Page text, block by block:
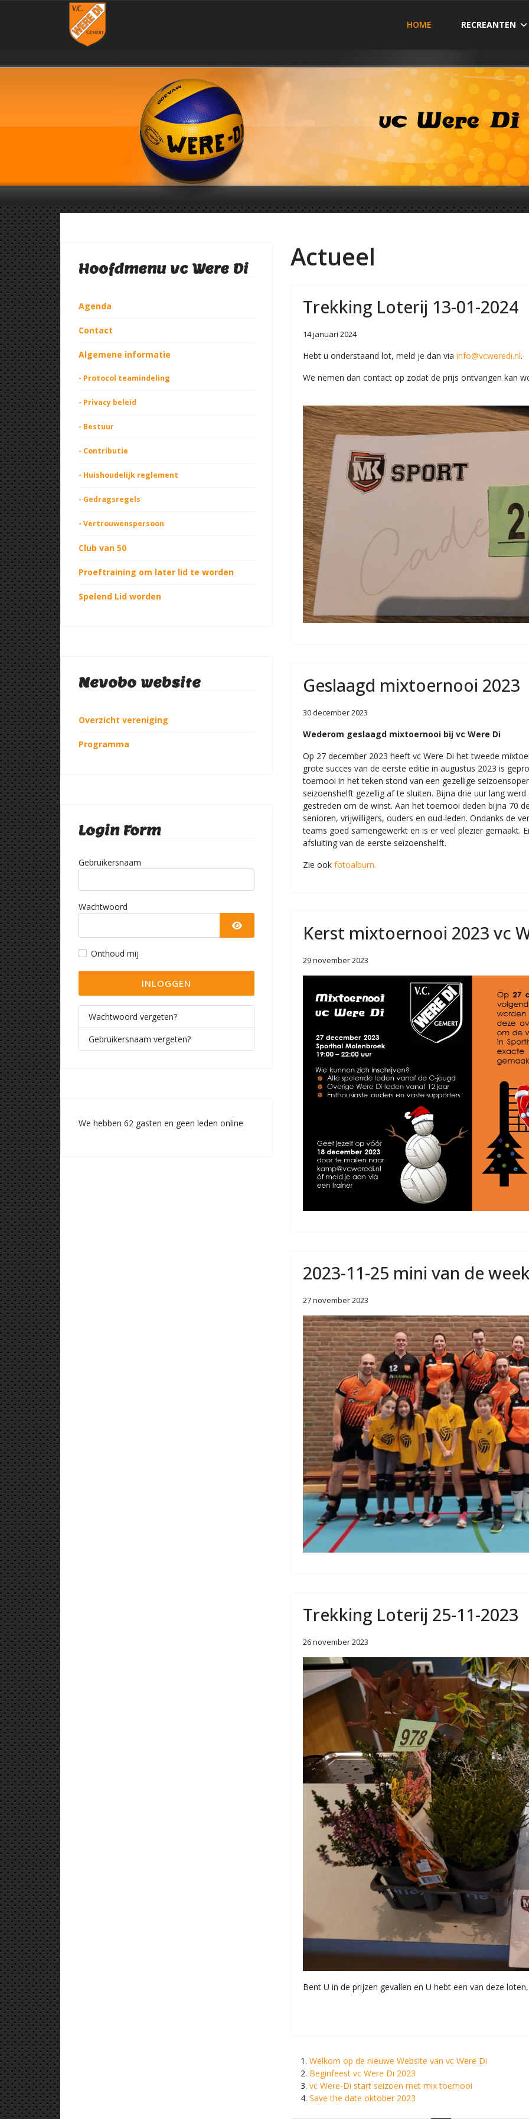
HOME RECREANTEN
Hoofdmenu vc Were Di
Agenda
Contact
Algemene informatie
- Protocol teamindeling
- Privacy beleid
- Bestuur
- Contributie
- Huishoudelijk reglement
- Gedragsregels
- Vertrouwenspersoon
Club van 50
Proeftraining om later lid te worden
Spelend Lid worden
Nevobo website
Overzicht vereniging
Programma
Login Form
Gebruikersnaam
Wachtwoord
TOON WACHTWOORD
Onthoud mij
INLOGGEN
Wachtwoord vergeten?
Gebruikersnaam vergeten?
We hebben 62 gasten en geen leden online
Actueel
Trekking Loterij 13-01-2024
14 januari 2024
Hebt u onderstaand lot, meld je dan via info@vcweredi.nl.
We nemen dan contact op zodat de prijs ontvangen kan
Geslaagd mixtoernooi 2023
30 december 2023
Wederom geslaagd mixtoernooi bij vc Were Di
Op 27 december 2023 heeft vc Were Di het tweede
grote succes van de eerste editie in augustus 2023 is
toernooi in het teken stond van een gezellige
seizoenshelft gezellig af te sluiten. Bijna drie uur lang
gestreden om de winst. Aan het toernooi deden bijna 70
senioren, vrijwilligers, ouders en oud-leden. Ondanks de
teams goed samengewerkt en is er veel plezier gemaakt.
afsluiting van de eerste seizoenshelft.
Zie ook fotoalbum.
Kerst mixtoernooi 2023 vc
29 november 2023
2023-11-25 mini van de
27 november 2023
Trekking Loterij 25-11-2023
26 november 2023
Bent U in de prijzen gevallen en U hebt een van deze
Welkom op de nieuwe Website van vc Were Di
Beginfeest vc Were Di 2023
vc Were-Di start seizoen met mix toernooi
Save the date oktober 2023